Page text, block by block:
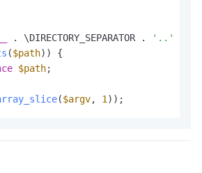
. \DIRECTORY_SEPARATOR . '..'
($path)) {
$path;
($argv, 1 ));